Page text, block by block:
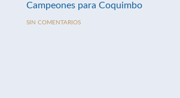
Campeones para Coquimbo
SIN COMENTARIOS